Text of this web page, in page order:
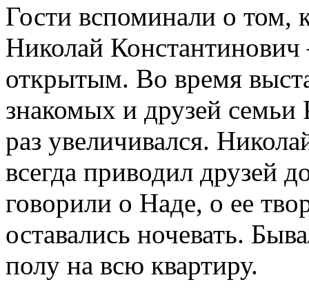
Гости вспоминали о том,
Николай
открытым. Во время
знакомых и друзей
раз увеличивался.
всегда приводил друзей
говорили о Наде, о ее
оставались ночевать.
полу на всю квартиру.